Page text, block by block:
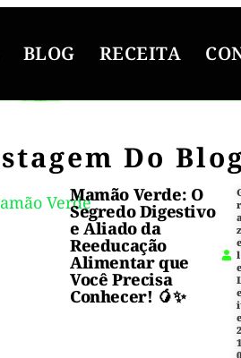
BLOG RECEITA
Do
Mamão Verde: O
Segredo Digestivo
e Aliado da
Reeducação
Alimentar que
Você Precisa
Conhecer! 🥭✨
r
l
2
0